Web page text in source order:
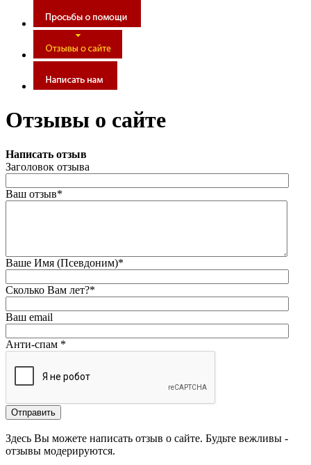
Отзывы о сайте
Написать отзыв
Заголовок отзыва
Ваш отзыв*
Ваше Имя (Псевдоним)*
Сколько Вам лет?*
Ваш email
Анти-спам *
Здесь Вы можете написать отзыв о сайте. Будьте вежливы -
отзывы модерируются.